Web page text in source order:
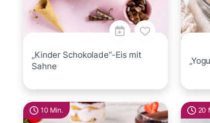
„Kinder Schokolade“-Eis mit
Sahne
10 Min. 20